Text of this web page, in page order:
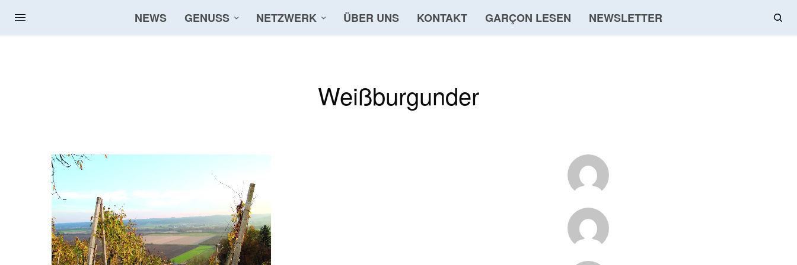
NEWS GENUSS NETZWERK ÜBER UNS KONTAKT GARÇON LESEN NEWSLETTER
Weißburgunder